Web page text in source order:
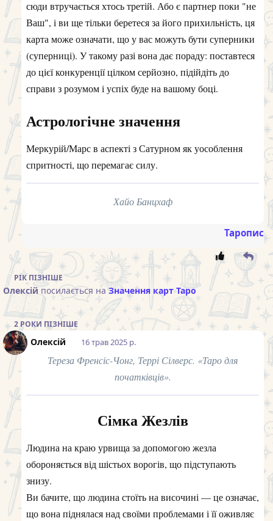
сюди втручається хтось третій. Або є партнер поки "не
Ваш", і ви ще тільки беретеся за його прихильність, ця
карта може означати, що у вас можуть бути суперники
(суперниці). У такому разі вона дає пораду: поставтеся
до цієї конкуренції цілком серйозно, підійдіть до
справи з розумом і успіх буде на вашому боці.
Астрологічне значення
Меркурій/Марс в аспекті з Сатурном як уособлення
спритності, що перемагає силу.
Хайо Банцхаф
Таропис
РІК ПІЗНІШЕ
Олексійпосилається наЗначення карт Таро
2 РОКИ ПІЗНІШЕ
Олексій 16 трав 2025 р.
Тереза Френсіс-Чонг, Террі Сілверс. «Таро для
початківців».
Сімка Жезлів
Людина на краю урвища за допомогою жезла
обороняється від шістьох ворогів, що підступають
знизу.
Ви бачите, що людина стоїть на височині — це означає,
що вона піднялася над своїми проблемами і її оживляє